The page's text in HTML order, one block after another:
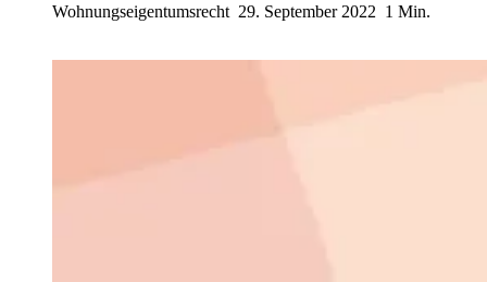
Wohnungseigentumsrecht 29. September 2022 1 Min.